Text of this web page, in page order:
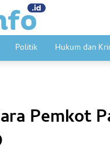
Politik Hukum dan
Pemkot